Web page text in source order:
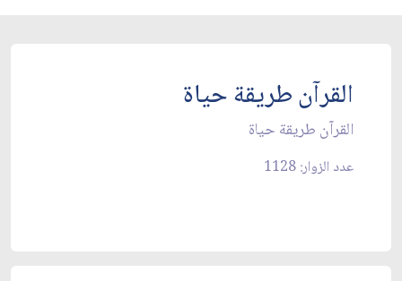
القرآن طريقة حياة
القرآن طريقة حياة
عدد الزوار: 1128